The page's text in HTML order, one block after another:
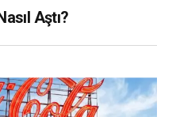
Aştı?